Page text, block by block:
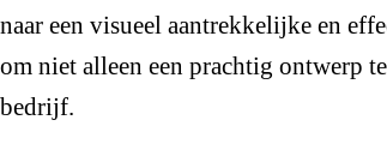
naar een visueel aantrekkelijke en
om niet alleen een prachtig ontwerp
bedrijf.